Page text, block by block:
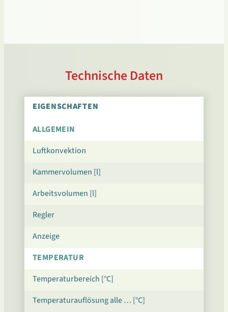
Technische Daten
EIGENSCHAFTEN
ALLGEMEIN
Luftkonvektion
Kammervolumen [l]
Arbeitsvolumen [l]
Regler
Anzeige
TEMPERATUR
Temperaturbereich [°C]
Temperaturauflösung alle … [°C]